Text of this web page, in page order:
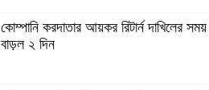
কোম্পানি করদাতার আয়কর রিটার্ন দাখিলের সময়
বাড়ল ২ দিন